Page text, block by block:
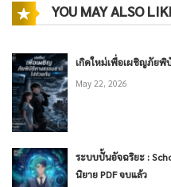
YOU MAY ALSO
เกิดใหม่เพื่อเผชิญภัยพิ
May 22, 2026
ระบบปั้นอัจฉริยะ :
นิยาย PDF จบแล้ว